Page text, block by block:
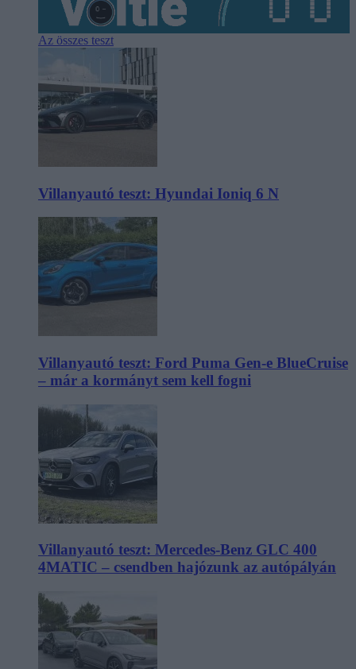
Az összes teszt
Villanyautó teszt: Hyundai Ioniq 6 N
Villanyautó teszt: Ford Puma Gen-e BlueCruise
– már a kormányt sem kell fogni
Villanyautó teszt: Mercedes-Benz GLC 400
4MATIC – csendben hajózunk az autópályán